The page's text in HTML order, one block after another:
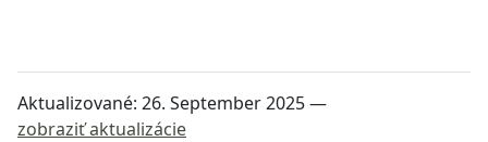
Aktualizované: 26. September 2025—
zobraziť aktualizácie